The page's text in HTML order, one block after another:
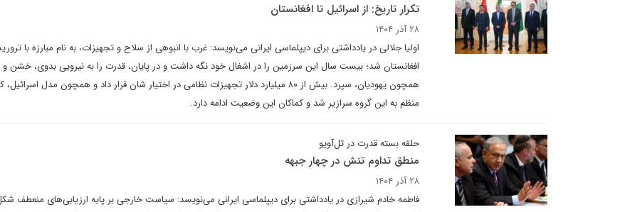
تکرار تاریخ: از اسرائیل تا افغانستان
۲۸ آذر ۱۴۰۴
اولیا جلالی در یادداشتی برای دیپلماسی ایرانی می‌نویسد: غرب با انبوهی از سلاح و تجهیزات، به نام مبارزه با
افغانستان شد؛ بیست سال این سرزمین را در اشغال خود نگه داشت و در پایان، قدرت را به نیرویی بدوی، خشن و
همچون یهودیان، سپرد. بیش از ۸۰ میلیارد دلار تجهیزات نظامی در اختیار شان قرار داد و همچون مدل
منظم به این گروه سرازیر شد و کماکان این وضعیت ادامه دارد.
حلقه بسته قدرت در تل‌آویو
منطق تداوم تنش در چهار جبهه
۲۸ آذر ۱۴۰۴
فاطمه خادم شیرازی در یادداشتی برای دیپلماسی ایرانی می‌نویسد: سیاست خارجی بر پایه ارزیابی‌های منعطف